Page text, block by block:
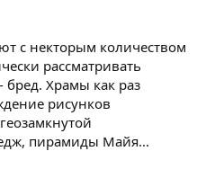
с некторым количеством
рассматривать
бред. Храмы как раз
рисунков
пирамиды Майя...